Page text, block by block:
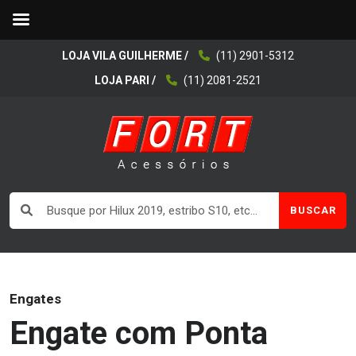
LOJA VILA GUILHERME /
(11) 2901-5312
LOJA PARI /
(11) 2081-2521
BUSCAR
Engates
Engate com Ponta